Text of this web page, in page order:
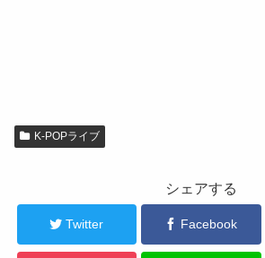
K-POPライブ
シェアする
Twitter Facebook